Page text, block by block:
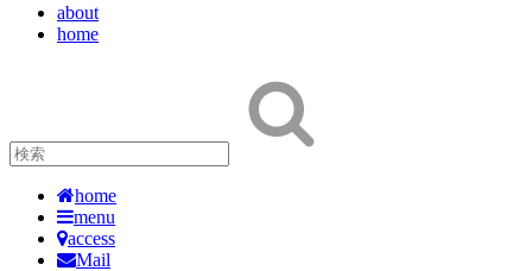
about
home
home
menu
access
Mail